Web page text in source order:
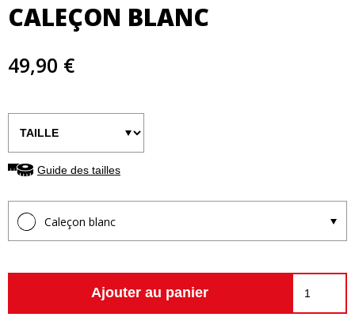
CALEÇON BLANC
49,90 €
Guide des tailles
Caleçon blanc
Ajouter au panier